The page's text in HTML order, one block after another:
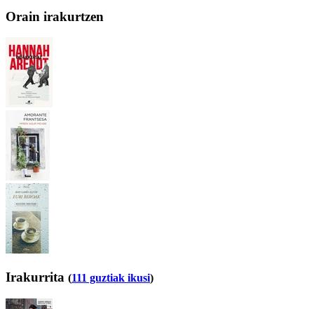
Orain irakurtzen
Irakurrita (111 guztiak ikusi)